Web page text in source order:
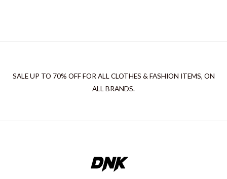
SALE UP TO 70% OFF FOR ALL CLOTHES & FASHION ITEMS, ON
ALL BRANDS.